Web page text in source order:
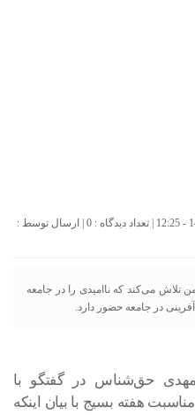
0 | ارسال توسط :
می‌کند که ناامیدی را در جامعه
در جامعه حضور دارد.
حق‌شناس در گفتگو با
هفته بسیج با بیان اینکه